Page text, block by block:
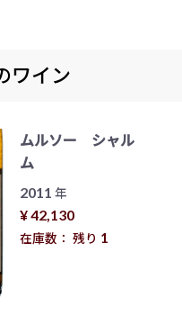
ワイン
ムルソー シャル
ム
2011 年
¥ 42,130
在庫数： 残り 1